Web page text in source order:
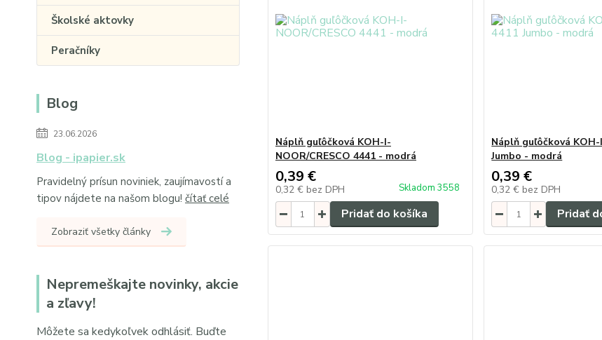
Školské aktovky
Peračníky
Blog
23.06.2026
Blog - ipapier.sk
Pravidelný prísun noviniek, zaujímavostí a
tipov nájdete na našom blogu! čítať celé
Zobraziť všetky články
Nepremeškajte novinky, akcie
a zľavy!
Môžete sa kedykoľvek odhlásiť. Buďte
Náplň guľôčková KOH-I-
NOOR/CRESCO 4441 - modrá
0,39 €
0,32 € bez DPH Skladom 3558
Pridať do košíka
Náplň guľôčková
Jumbo - modrá
0,39 €
0,32 € bez DPH
Pridať